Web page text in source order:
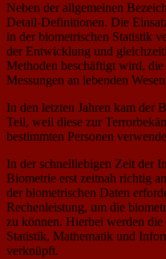
Neben der allgemeinen
Detail-Definitionen. Die
in der biometrischen Statistik
der Entwicklung und
Methoden beschäftigt wird,
Messungen an lebenden
In den letzten Jahren kam der
Teil, weil diese zur
bestimmten Personen
In der schnelllebigen Zeit der
Biometrie erst zeitnah richtig
der biometrischen Daten
Rechenleistung, um die
zu können. Hierbei werden die
Statistik, Mathematik und
verknüpft.